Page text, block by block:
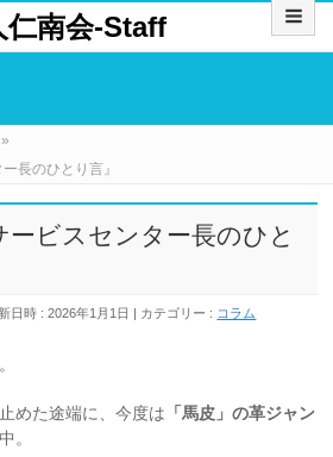
»
長のひとり言』
ービスセンター長のひと
日時 : 2026年1月1日 カテゴリー : コラム
めた途端に、今度は 「馬皮」の革ジャン
。